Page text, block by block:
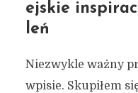
ejskie
leń
Niezwykle ważny
wpisie. Skupiłem